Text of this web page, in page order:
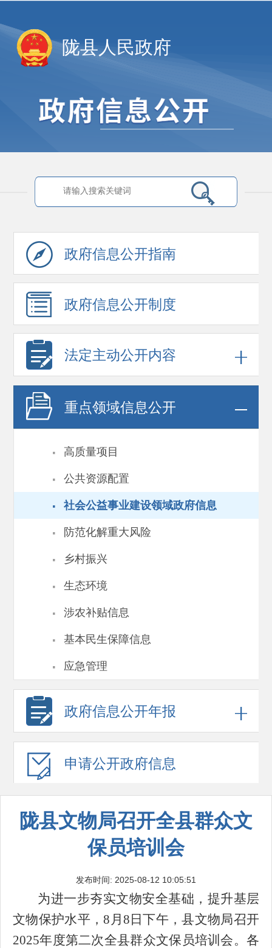
陇县人民政府
政府信息公开指南
政府信息公开制度
法定主动公开内容
重点领域信息公开
· 高质量项目
· 公共资源配置
· 社会公益事业建设领域政府信息
· 防范化解重大风险
· 乡村振兴
· 生态环境
· 涉农补贴信息
· 基本民生保障信息
· 应急管理
政府信息公开年报
申请公开政府信息
陇县文物局召开全县群众文
保员培训会
发布时间: 2025-08-12 10:05:51
为进一步夯实文物安全基础，提升基层
文物保护水平，8月8日下午，县文物局召开
2025年度第二次全县群众文保员培训会。各